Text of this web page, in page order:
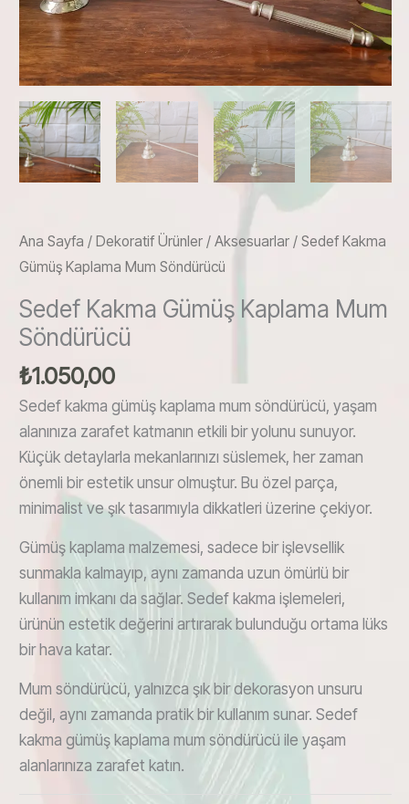
Ana Sayfa / Dekoratif Ürünler / Aksesuarlar / Sedef Kakma
Gümüş Kaplama Mum Söndürücü
Sedef Kakma Gümüş Kaplama Mum
Söndürücü
₺1.050,00
Sedef kakma gümüş kaplama mum söndürücü, yaşam
alanınıza zarafet katmanın etkili bir yolunu sunuyor.
Küçük detaylarla mekanlarınızı süslemek, her zaman
önemli bir estetik unsur olmuştur. Bu özel parça,
minimalist ve şık tasarımıyla dikkatleri üzerine çekiyor.
Gümüş kaplama malzemesi, sadece bir işlevsellik
sunmakla kalmayıp, aynı zamanda uzun ömürlü bir
kullanım imkanı da sağlar. Sedef kakma işlemeleri,
ürünün estetik değerini artırarak bulunduğu ortama lüks
bir hava katar.
Mum söndürücü, yalnızca şık bir dekorasyon unsuru
değil, aynı zamanda pratik bir kullanım sunar. Sedef
kakma gümüş kaplama mum söndürücü ile yaşam
alanlarınıza zarafet katın.